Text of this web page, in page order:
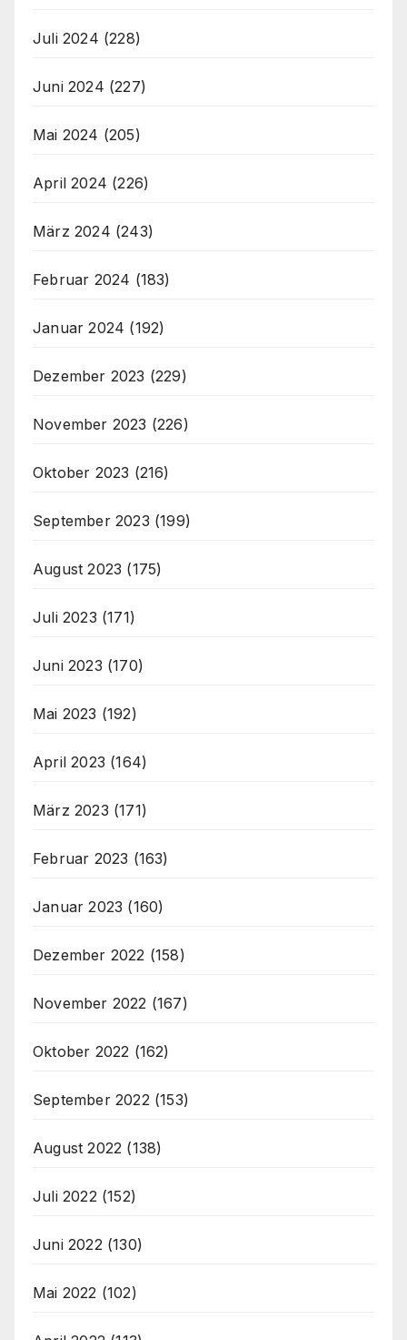
Juli 2024 (228)
Juni 2024 (227)
Mai 2024 (205)
April 2024 (226)
März 2024 (243)
Februar 2024 (183)
Januar 2024 (192)
Dezember 2023 (229)
November 2023 (226)
Oktober 2023 (216)
September 2023 (199)
August 2023 (175)
Juli 2023 (171)
Juni 2023 (170)
Mai 2023 (192)
April 2023 (164)
März 2023 (171)
Februar 2023 (163)
Januar 2023 (160)
Dezember 2022 (158)
November 2022 (167)
Oktober 2022 (162)
September 2022 (153)
August 2022 (138)
Juli 2022 (152)
Juni 2022 (130)
Mai 2022 (102)